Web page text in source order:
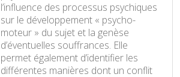
l’influence des processus psychiques
sur le développement « psycho-
moteur » du sujet et la genèse
d’éventuelles souffrances. Elle
permet également d’identifier les
différentes manières dont un conflit